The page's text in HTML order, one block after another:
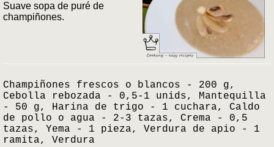
Suave sopa de puré de
champiñones.
Champiñones frescos o blancos - 200 g,
Cebolla rebozada - 0,5-1 unids, Mantequilla
- 50 g, Harina de trigo - 1 cuchara, Caldo
de pollo o agua - 2-3 tazas, Crema - 0,5
tazas, Yema - 1 pieza, Verdura de apio - 1
ramita, Verdura